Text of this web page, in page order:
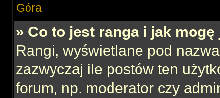
Góra
» Co to jest ranga i jak mogę
Rangi, wyświetlane pod
zazwyczaj ile postów ten
forum, np. moderator czy